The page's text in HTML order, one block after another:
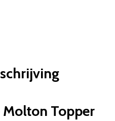
Molton Topper